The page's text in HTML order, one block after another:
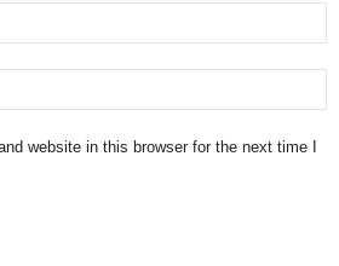
website in this browser for the next time I